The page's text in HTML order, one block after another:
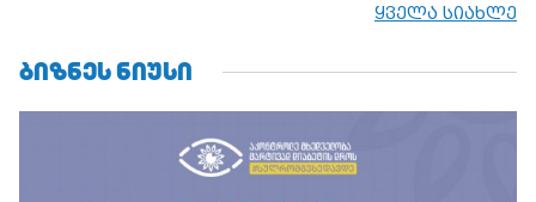
მილიტარიზაციის პროცესს და აქტიურად დგამს ნაბიჯებს მათი
ყველა სიახლე
ᲑᲘᲖᲜᲔᲡ ᲜᲘᲣᲡᲘ